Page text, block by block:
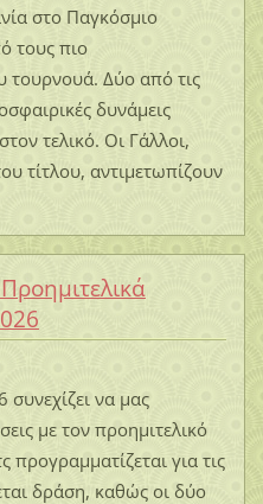
στο Παγκόσμιο
τους πιο
τουρνουά. Δύο από τις
δυνάμεις
τελικό. Οι Γάλλοι,
τίτλου, αντιμετωπίζουν
να μας
με τον προημιτελικό
για τις
δράση, καθώς οι δύο